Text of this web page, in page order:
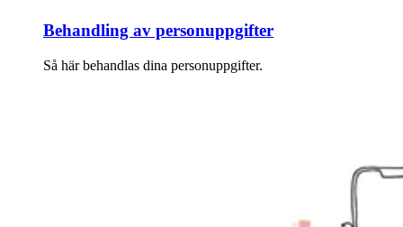
Behandling av personuppgifter
Så här behandlas dina personuppgifter.